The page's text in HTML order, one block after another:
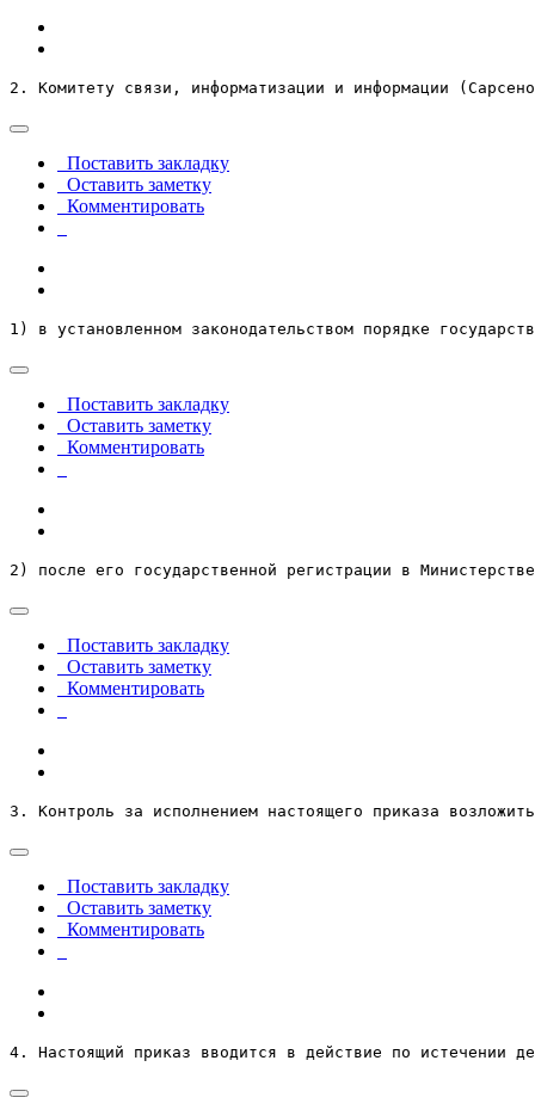
2. Комитету связи, информатизации и информации
Поставить закладку
Оставить заметку
Комментировать
1) в установленном законодательством порядке
Поставить закладку
Оставить заметку
Комментировать
2) после его государственной регистрации в
Поставить закладку
Оставить заметку
Комментировать
3. Контроль за исполнением настоящего приказа
Поставить закладку
Оставить заметку
Комментировать
4. Настоящий приказ вводится в действие по истечении